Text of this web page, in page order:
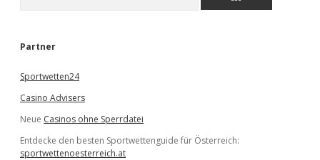
e
Partner
Sportwetten24
Casino Advisers
Neue Casinos ohne Sperrdatei
Entdecke den besten Sportwettenguide für Österreich:
sportwettenoesterreich.at